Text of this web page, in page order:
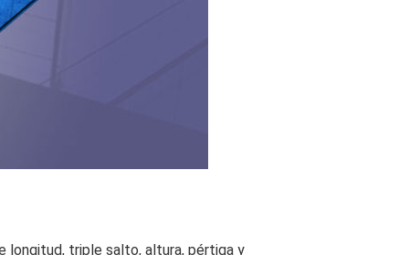
longitud, triple salto, altura, pértiga y